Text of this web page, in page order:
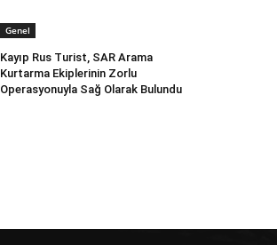
Genel
Kayıp Rus Turist, SAR Arama
Kurtarma Ekiplerinin Zorlu
Operasyonuyla Sağ Olarak Bulundu